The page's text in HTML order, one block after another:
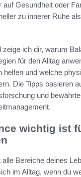
auf Gesundheit oder
zu innerer Ruhe
zeige ich dir, warum
für den Alltag
helfen und welche
Die Tipps basieren
und
wichtig ist
Bereiche deines
im Alltag, wenn du